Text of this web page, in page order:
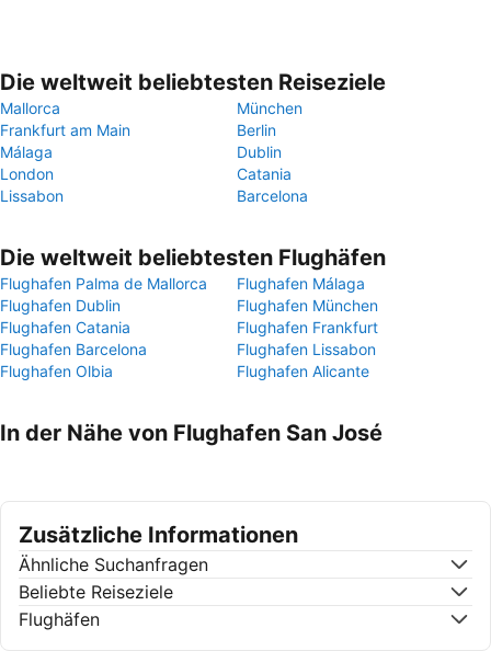
Die weltweit beliebtesten Reiseziele
Mallorca
München
Frankfurt am Main
Berlin
Málaga
Dublin
London
Catania
Lissabon
Barcelona
Die weltweit beliebtesten Flughäfen
Flughafen Palma de Mallorca
Flughafen Málaga
Flughafen Dublin
Flughafen München
Flughafen Catania
Flughafen Frankfurt
Flughafen Barcelona
Flughafen Lissabon
Flughafen Olbia
Flughafen Alicante
In der Nähe von Flughafen San José
Zusätzliche Informationen
Ähnliche Suchanfragen
Beliebte Reiseziele
Flughäfen